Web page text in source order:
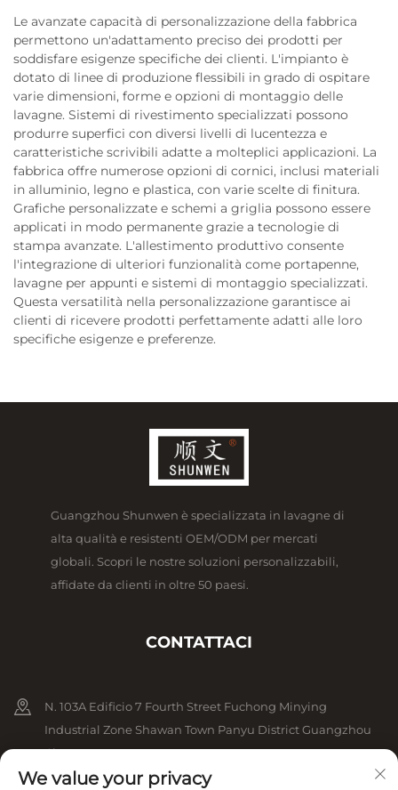
Le avanzate capacità di personalizzazione della fabbrica
permettono un'adattamento preciso dei prodotti per
soddisfare esigenze specifiche dei clienti. L'impianto è
dotato di linee di produzione flessibili in grado di ospitare
varie dimensioni, forme e opzioni di montaggio delle
lavagne. Sistemi di rivestimento specializzati possono
produrre superfici con diversi livelli di lucentezza e
caratteristiche scrivibili adatte a molteplici applicazioni. La
fabbrica offre numerose opzioni di cornici, inclusi materiali
in alluminio, legno e plastica, con varie scelte di finitura.
Grafiche personalizzate e schemi a griglia possono essere
applicati in modo permanente grazie a tecnologie di
stampa avanzate. L'allestimento produttivo consente
l'integrazione di ulteriori funzionalità come portapenne,
lavagne per appunti e sistemi di montaggio specializzati.
Questa versatilità nella personalizzazione garantisce ai
clienti di ricevere prodotti perfettamente adatti alle loro
specifiche esigenze e preferenze.
Guangzhou Shunwen è specializzata in lavagne di
alta qualità e resistenti OEM/ODM per mercati
globali. Scopri le nostre soluzioni personalizzabili,
affidate da clienti in oltre 50 paesi.
CONTATTACI
N. 103A Edificio 7 Fourth Street Fuchong Minying
Industrial Zone Shawan Town Panyu District Guangzhou
Cina
We value your privacy